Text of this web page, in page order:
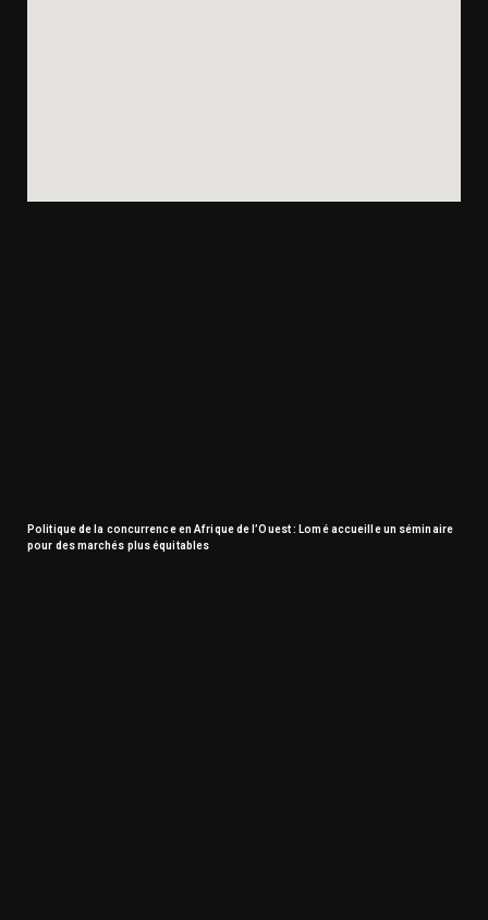
Politique de la concurrence en Afrique de l’Ouest : Lomé accueille un séminaire
pour des marchés plus équitables